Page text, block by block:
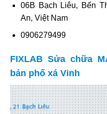
06B Bạch Liêu, Bến
An, Việt Nam
0906279499
FIXLAB Sửa chữa
bản phố xá Vinh